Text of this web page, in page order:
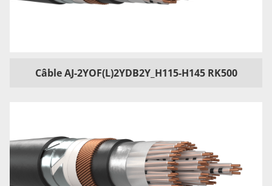
Câble AJ-2YOF(L)2YDB2Y_H115-H145 RK500